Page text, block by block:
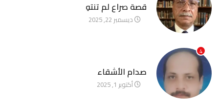
قصة صراع لم تنتهِ
ديسمبر 22, 2025
4
صدام الأشقاء
أكتوبر 1, 2025